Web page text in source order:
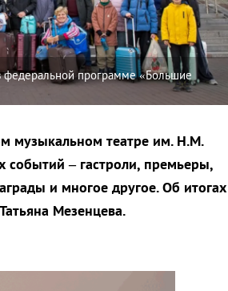
федеральной программе «Большие
музыкальном театре им. Н.М.
событий – гастроли, премьеры,
и многое другое. Об итогах
Мезенцева.